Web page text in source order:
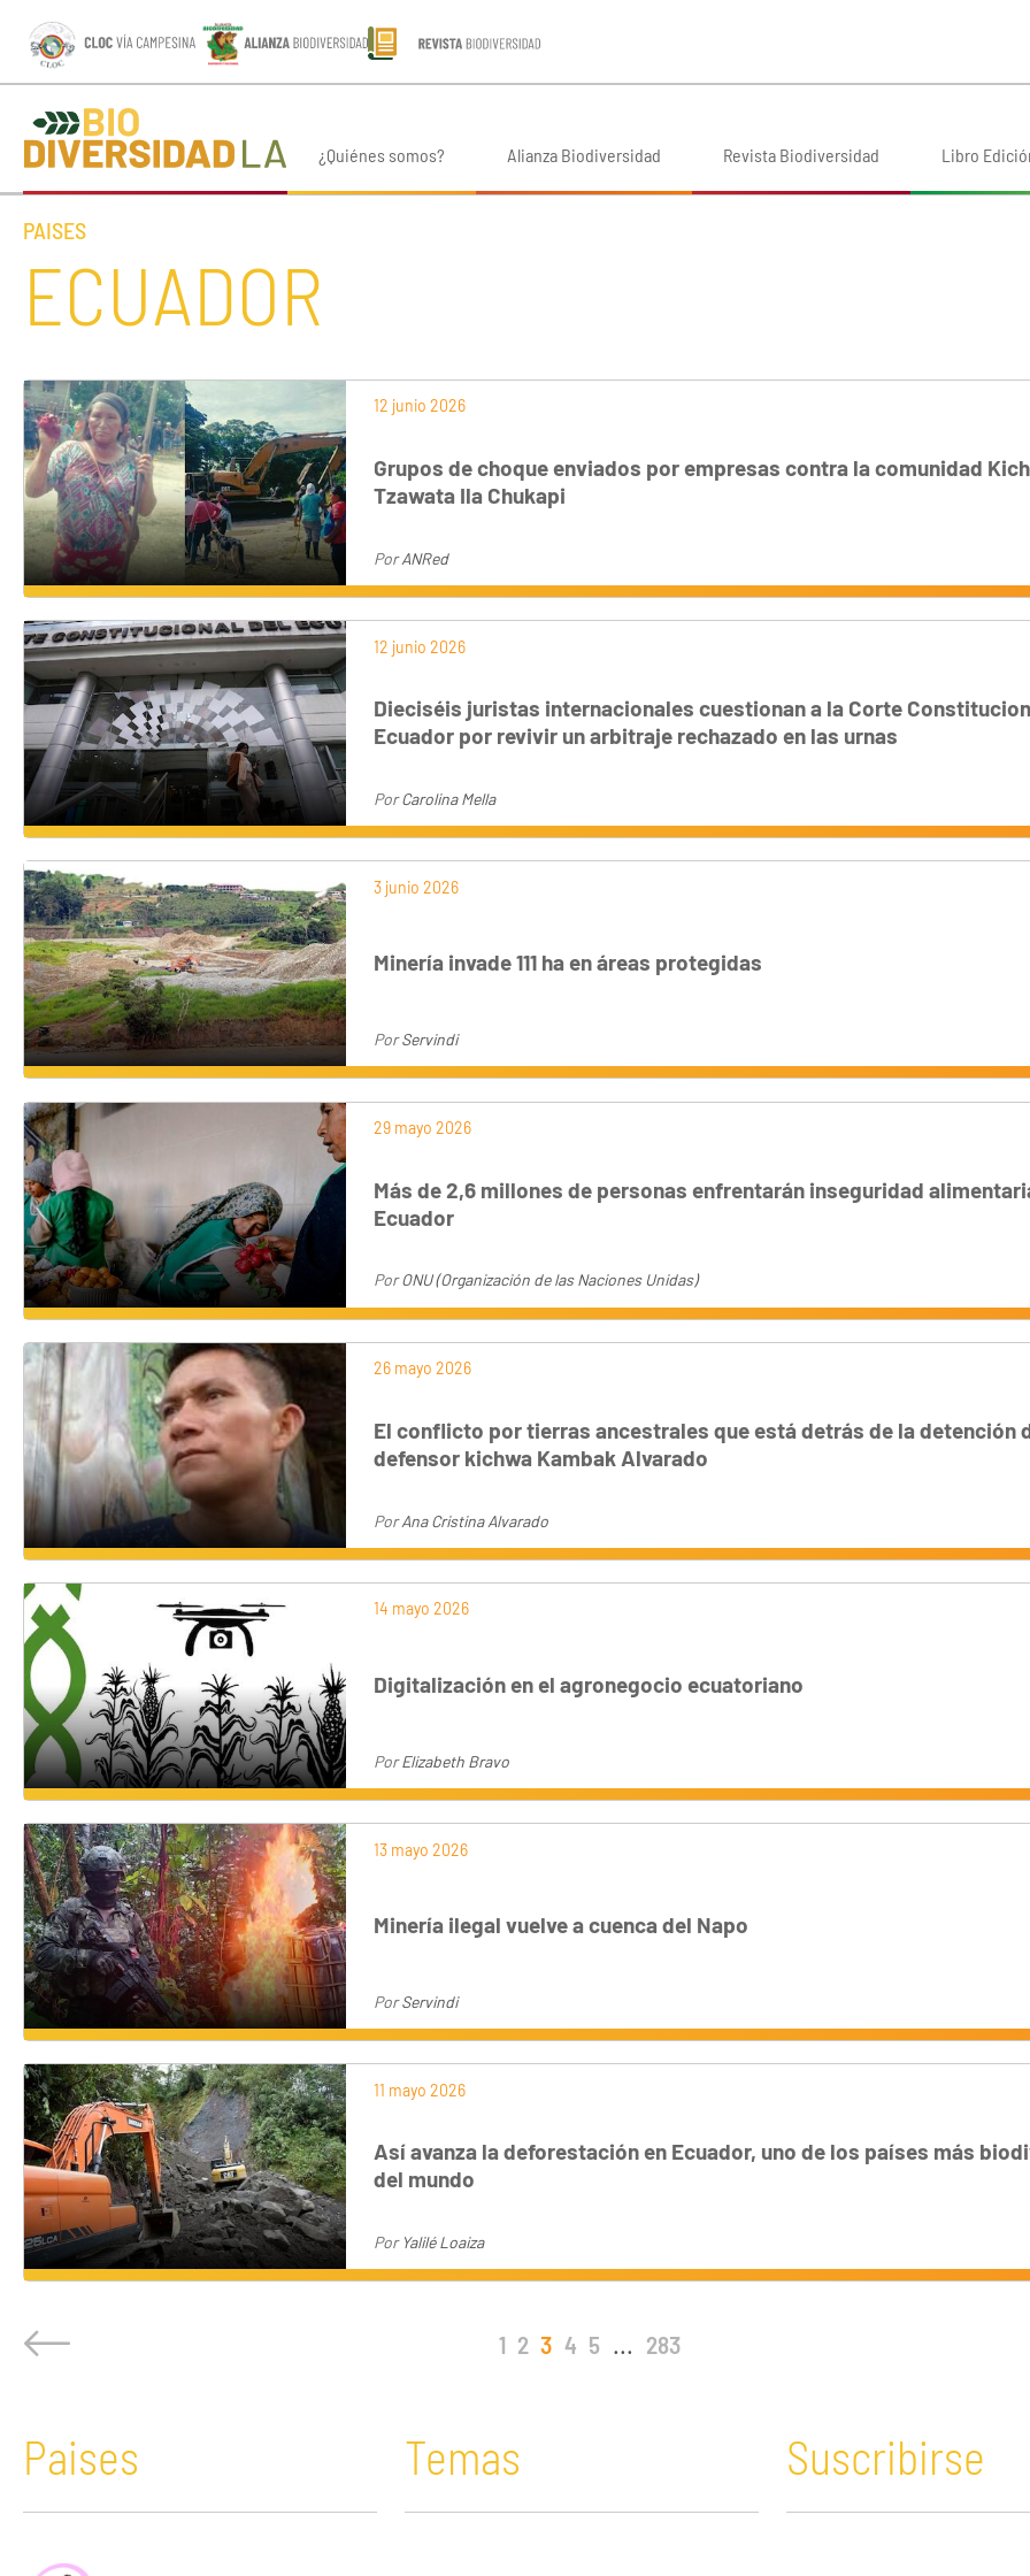
¿Quiénes somos? Alianza Biodiversidad Revista Biodiversidad Libro
PAISES
ECUADOR
12 junio 2026
Grupos de choque enviados por empresas contra la comunidad
Tzawata Ila Chukapi
PorANRed
12 junio 2026
Dieciséis juristas internacionales cuestionan a la Corte
Ecuador por revivir un arbitraje rechazado en las urnas
PorCarolina Mella
3 junio 2026
Minería invade 111 ha en áreas protegidas
PorServindi
29 mayo 2026
Más de 2,6 millones de personas enfrentarán inseguridad
Ecuador
PorONU (Organización de las Naciones Unidas)
26 mayo 2026
El conflicto por tierras ancestrales que está detrás de la detención
defensor kichwa Kambak Alvarado
PorAna Cristina Alvarado
14 mayo 2026
Digitalización en el agronegocio ecuatoriano
PorElizabeth Bravo
13 mayo 2026
Minería ilegal vuelve a cuenca del Napo
PorServindi
11 mayo 2026
Así avanza la deforestación en Ecuador, uno de los países más
del mundo
Por Yalilé Loaiza
1 2 3 4 5 ... 283
Paises Temas Suscribirse